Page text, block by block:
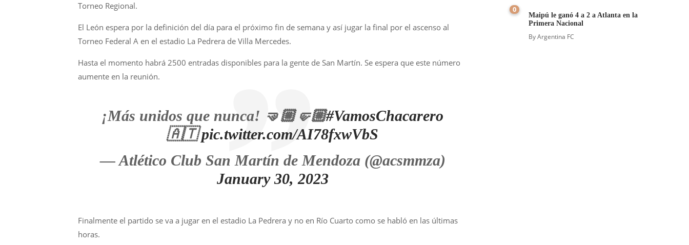
Torneo Regional.
El León espera por la definición del día para el próximo fin de semana y así jugar la final por el ascenso al
Torneo Federal A en el estadio La Pedrera de Villa Mercedes.
Hasta el momento habrá 2500 entradas disponibles para la gente de San Martín. Se espera que este número
aumente en la reunión.
¡Más unidos que nunca! 🤜🏼🤛🏼#VamosChacarero
🇦🇹pic.twitter.com/AI78fxwVbS
— Atlético Club San Martín de Mendoza (@acsmmza)
January 30, 2023
Finalmente el partido se va a jugar en el estadio La Pedrera y no en Río Cuarto como se habló en las últimas
horas.
0
Maipú le ganó 4 a 2 a Atlanta en la
Primera Nacional
ByArgentina FC